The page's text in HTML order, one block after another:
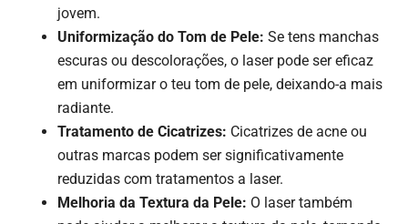
jovem.
Uniformização do Tom de Pele: Se tens manchas
escuras ou descolorações, o laser pode ser eficaz
em uniformizar o teu tom de pele, deixando-a mais
radiante.
Tratamento de Cicatrizes: Cicatrizes de acne ou
outras marcas podem ser significativamente
reduzidas com tratamentos a laser.
Melhoria da Textura da Pele: O laser também